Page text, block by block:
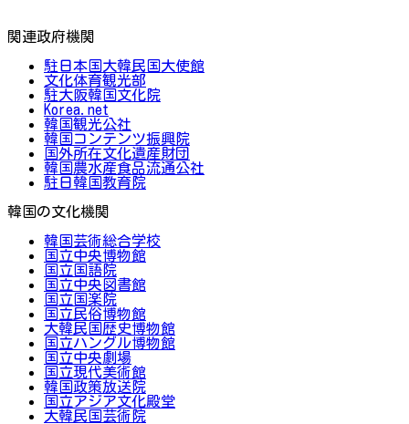
関連政府機関
駐日本国大韓民国大使館
文化体育観光部
駐大阪韓国文化院
Korea.net
韓国観光公社
韓国コンテンツ振興院
国外所在文化遺産財団
韓国農水産食品流通公社
駐日韓国教育院
韓国の文化機関
韓国芸術総合学校
国立中央博物館
国立国語院
国立中央図書館
国立国楽院
国立民俗博物館
大韓民国歴史博物館
国立ハングル博物館
国立中央劇場
国立現代美術館
韓国政策放送院
国立アジア文化殿堂
大韓民国芸術院